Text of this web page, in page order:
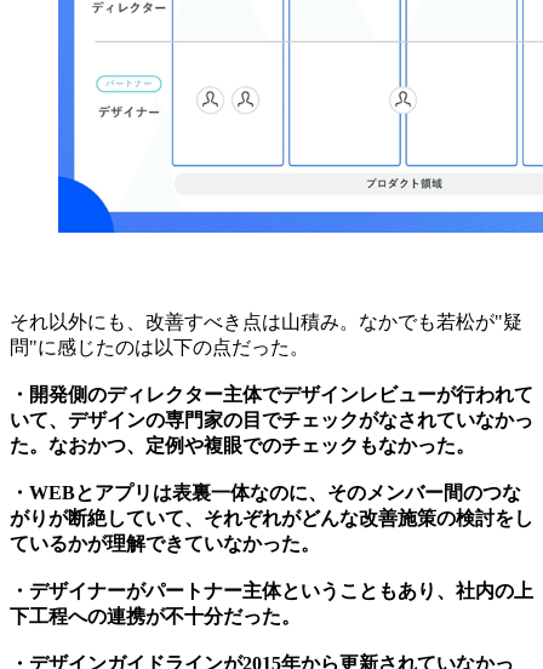
それ以外にも、改善すべき点は山積み。なかでも若松が"疑
問"に感じたのは以下の点だった。
・開発側のディレクター主体でデザインレビューが行われて
いて、デザインの専門家の目でチェックがなされていなかっ
た。なおかつ、定例や複眼でのチェックもなかった。
・WEBとアプリは表裏一体なのに、そのメンバー間のつな
がりが断絶していて、それぞれがどんな改善施策の検討をし
ているかが理解できていなかった。
・デザイナーがパートナー主体ということもあり、社内の上
下工程への連携が不十分だった。
・デザインガイドラインが2015年から更新されていなかっ